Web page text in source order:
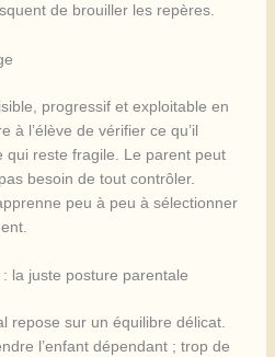
de brouiller les repères.
progressif et exploitable en
à l’élève de vérifier ce qu’il
qui reste fragile. Le parent peut
besoin de tout contrôler.
peu à peu à sélectionner
la juste posture parentale
repose sur un équilibre délicat.
l’enfant dépendant ; trop de